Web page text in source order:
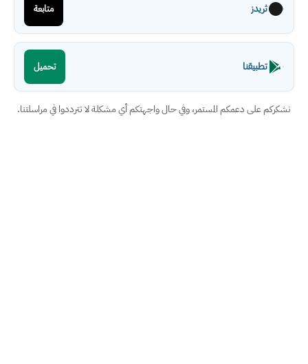
ثريدز متابعة
تطبيقنا تحميل
نشكركم على دعمكم المستمر، وفي حال واجهتكم أي مشكلة لا تترددوا في مراسلتنا.